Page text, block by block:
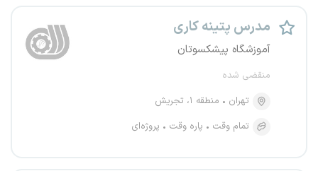
مدرس پتینه کاری
آموزشگاه پیشکسوتان
منقضی شده
تهران
منطقه ۱، تجریش
تمام وقت
پاره وقت پروژه‌ای